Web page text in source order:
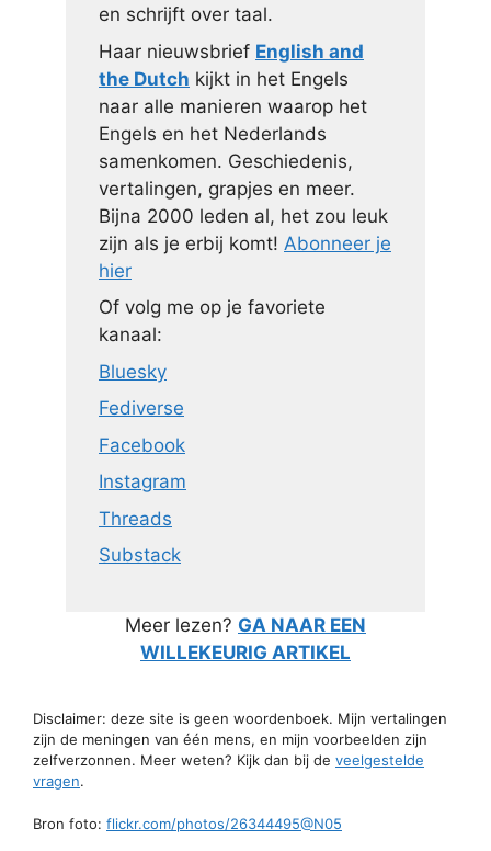
en schrijft over taal.
Haar nieuwsbrief English and
the Dutch kijkt in het Engels
naar alle manieren waarop het
Engels en het Nederlands
samenkomen. Geschiedenis,
vertalingen, grapjes en meer.
Bijna 2000 leden al, het zou leuk
zijn als je erbij komt! Abonneer je
hier
Of volg me op je favoriete
kanaal:
Bluesky
Fediverse
Facebook
Instagram
Threads
Substack
Meer lezen? GA NAAR EEN
WILLEKEURIG ARTIKEL
Disclaimer: deze site is geen woordenboek. Mijn vertalingen
zijn de meningen van één mens, en mijn voorbeelden zijn
zelfverzonnen. Meer weten? Kijk dan bij de veelgestelde
vragen.
Bron foto: flickr.com/photos/26344495@N05